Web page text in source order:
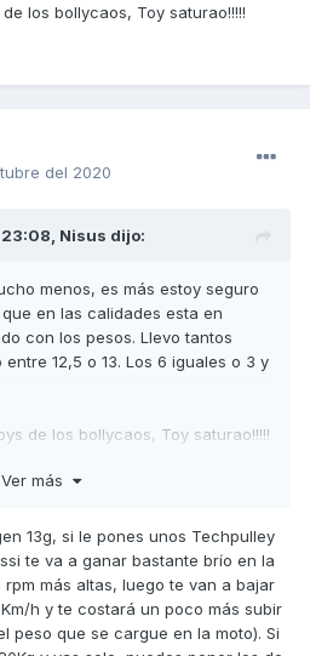
los bollycaos, Toy saturao!!!!!
del 2020
23:08, Nisus dijo:
menos, es más estoy seguro
en las calidades esta en
con los pesos. Llevo tantos
12,5 o 13. Los 6 iguales o 3 y
de los bollycaos, Toy saturao!!!!!
Ver más
13g, si le pones unos Techpulley
te va a ganar bastante brío en la
más altas, luego te van a bajar
h y te costará un poco más subir
peso que se cargue en la moto). Si